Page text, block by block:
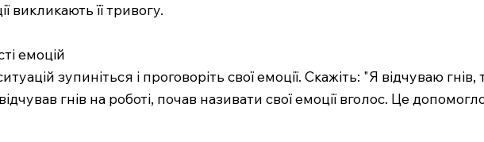
викликають її тривогу.
емоцій
зупиніться і проговоріть свої емоції. Скажіть: "Я відчуваю
гнів на роботі, почав називати свої емоції вголос. Це